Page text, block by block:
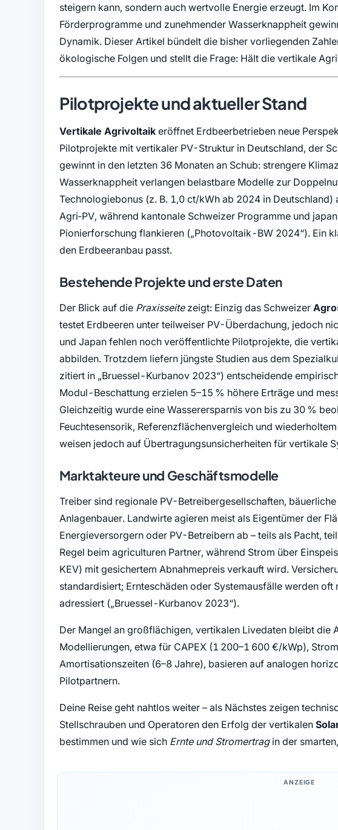
steigern kann, sondern auch wertvolle Energie erzeugt. Im
Förderprogramme und zunehmender Wasserknappheit
Dynamik. Dieser Artikel bündelt die bisher vorliegenden
ökologische Folgen und stellt die Frage: Hält die vertikale
Pilotprojekte und aktueller Stand
Vertikale Agrivoltaikeröffnet Erdbeerbetrieben neue
Pilotprojekte mit vertikaler PV-Struktur in Deutschland, der
gewinnt in den letzten 36 Monaten an Schub: strengere
Wasserknappheit verlangen belastbare Modelle zur
Technologiebonus (z. B. 1,0 ct/kWh ab 2024 in
Agri‑PV, während kantonale Schweizer Programme und
Pionierforschung flankieren ( Photovoltaik-BW 2024 ). Ein
den Erdbeeranbau passt.
Bestehende Projekte und erste Daten
Der Blick auf die Praxisseitezeigt: Einzig das Schweizer
testet Erdbeeren unter teilweiser PV-Überdachung, jedoch
und Japan fehlen noch veröffentlichte Pilotprojekte, die
abbilden. Trotzdem liefern jüngste Studien aus dem
zitiert in Bruessel-Kurbanov 2023 ) entscheidende
Modul-Beschattung erzielen 5–15 % höhere Erträge und
Gleichzeitig wurde eine Wasserersparnis von bis zu 30 %
Feuchtesensorik, Referenzflächenvergleich und
weisen jedoch auf Übertragungsunsicherheiten für vertikale
Marktakteure und Geschäftsmodelle
Treiber sind regionale PV-Betreibergesellschaften,
Anlagenbauer. Landwirte agieren meist als Eigentümer der
Energieversorgern oder PV-Betreibern ab – teils als Pacht,
Regel beim agriculturen Partner, während Strom über
KEV) mit gesichertem Abnahmepreis verkauft wird.
standardisiert; Ernteschäden oder Systemausfälle werden
adressiert ( Bruessel-Kurbanov 2023 ).
Der Mangel an großflächigen, vertikalen Livedaten bleibt die
Modellierungen, etwa für CAPEX (1 200–1 600 €/kWp),
Amortisationszeiten (6–8 Jahre), basieren auf analogen
Pilotpartnern.
Deine Reise geht nahtlos weiter – als Nächstes zeigen
Stellschrauben und Operatoren den Erfolg der vertikalen
bestimmen und wie sich Ernte und Stromertragin der
ANZEIGE